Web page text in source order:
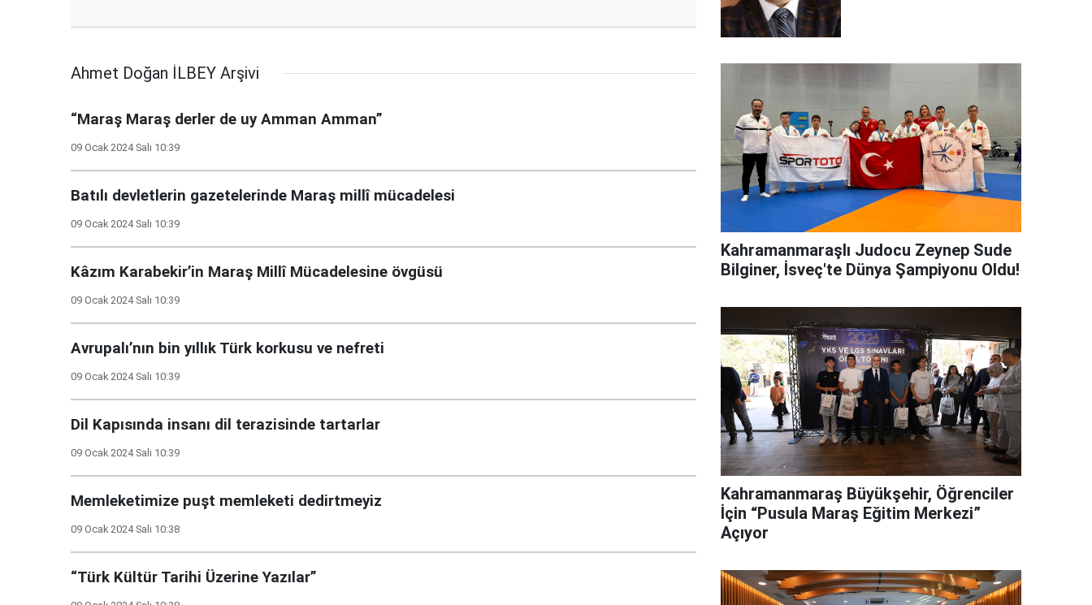
Ahmet Doğan İLBEY Arşivi
“Maraş Maraş derler de uy Amman Amman”
09 Ocak 2024 Salı 10:39
Batılı devletlerin gazetelerinde Maraş millî mücadelesi
09 Ocak 2024 Salı 10:39
Kâzım Karabekir’in Maraş Millî Mücadelesine övgüsü
09 Ocak 2024 Salı 10:39
Avrupalı’nın bin yıllık Türk korkusu ve nefreti
09 Ocak 2024 Salı 10:39
Dil Kapısında insanı dil terazisinde tartarlar
09 Ocak 2024 Salı 10:39
Memleketimize puşt memleketi dedirtmeyiz
09 Ocak 2024 Salı 10:38
“Türk Kültür Tarihi Üzerine Yazılar”
Kahramanmaraşlı Judocu Zeynep Sude
Bilginer, İsveç'te Dünya Şampiyonu Oldu!
Kahramanmaraş Büyükşehir, Öğrenciler
İçin “Pusula Maraş Eğitim Merkezi”
Açıyor